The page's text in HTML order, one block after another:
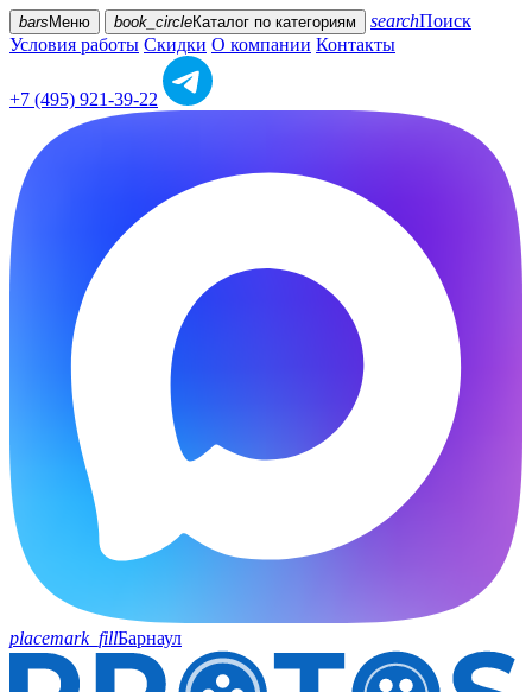
bars Меню book_circleКаталог по категориям searchПоиск
Условия работы Скидки О компании Контакты
+7 (495) 921-39-22
placemark_fillБарнаул